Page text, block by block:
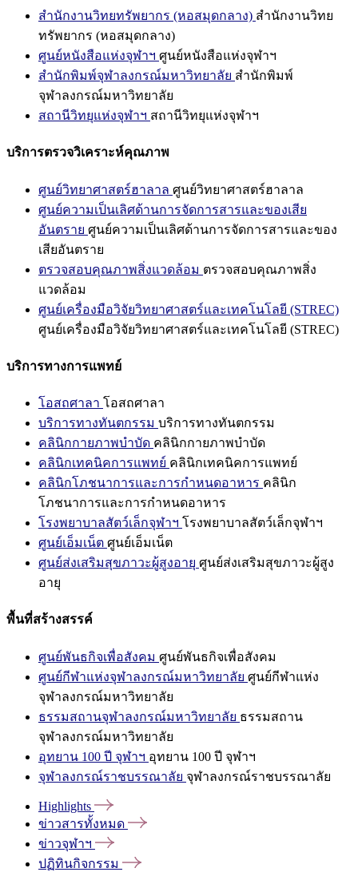
สำนักงานวิทยทรัพยากร (หอสมุดกลาง) สำนักงานวิทย
ทรัพยากร (หอสมุดกลาง)
ศูนย์หนังสือแห่งจุฬาฯ ศูนย์หนังสือแห่งจุฬาฯ
สำนักพิมพ์จุฬาลงกรณ์มหาวิทยาลัย สำนักพิมพ์
จุฬาลงกรณ์มหาวิทยาลัย
สถานีวิทยุแห่งจุฬาฯ สถานีวิทยุแห่งจุฬาฯ
บริการตรวจวิเคราะห์คุณภาพ
ศูนย์วิทยาศาสตร์ฮาลาล ศูนย์วิทยาศาสตร์ฮาลาล
ศูนย์ความเป็นเลิศด้านการจัดการสารและของเสีย
อันตราย ศูนย์ความเป็นเลิศด้านการจัดการสารและของ
เสียอันตราย
ตรวจสอบคุณภาพสิ่งแวดล้อม ตรวจสอบคุณภาพสิ่ง
แวดล้อม
ศูนย์เครื่องมือวิจัยวิทยาศาสตร์และเทคโนโลยี (STREC)
ศูนย์เครื่องมือวิจัยวิทยาศาสตร์และเทคโนโลยี (STREC)
บริการทางการแพทย์
โอสถศาลา โอสถศาลา
บริการทางทันตกรรม บริการทางทันตกรรม
คลินิกกายภาพบำบัด คลินิกกายภาพบำบัด
คลินิกเทคนิคการแพทย์ คลินิกเทคนิคการแพทย์
คลินิกโภชนาการและการกำหนดอาหาร คลินิก
โภชนาการและการกำหนดอาหาร
โรงพยาบาลสัตว์เล็กจุฬาฯ โรงพยาบาลสัตว์เล็กจุฬาฯ
ศูนย์เอ็มเน็ต ศูนย์เอ็มเน็ต
ศูนย์ส่งเสริมสุขภาวะผู้สูงอายุ ศูนย์ส่งเสริมสุขภาวะผู้สูง
อายุ
พื้นที่สร้างสรรค์
ศูนย์พันธกิจเพื่อสังคม ศูนย์พันธกิจเพื่อสังคม
ศูนย์กีฬาแห่งจุฬาลงกรณ์มหาวิทยาลัย ศูนย์กีฬาแห่ง
จุฬาลงกรณ์มหาวิทยาลัย
ธรรมสถานจุฬาลงกรณ์มหาวิทยาลัย ธรรมสถาน
จุฬาลงกรณ์มหาวิทยาลัย
อุทยาน 100 ปี จุฬาฯ อุทยาน 100 ปี จุฬาฯ
จุฬาลงกรณ์ราชบรรณาลัย จุฬาลงกรณ์ราชบรรณาลัย
Highlights
ข่าวสารทั้งหมด
ข่าวจุฬาฯ
ปฏิทินกิจกรรม